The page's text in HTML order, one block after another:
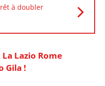
à doubler
La Lazio Rome
Gila !